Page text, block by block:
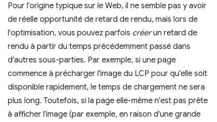
Pour l'origine typique sur le Web, il ne semble pas y avoir
de réelle opportunité de retard de rendu, mais lors de
l'optimisation, vous pouvez parfois créerun retard de
rendu à partir du temps précédemment passé dans
d'autres sous-parties. Par exemple, si une page
commence à précharger l'image du LCP pour qu'elle soit
disponible rapidement, le temps de chargement ne sera
plus long. Toutefois, si la page elle-même n'est pas prête
à afficher l'image (par exemple, en raison d'une grande